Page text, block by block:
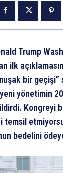
Trump
ilk
bir geçişi”
yönetimin
Kongreyi
temsil
bedelini